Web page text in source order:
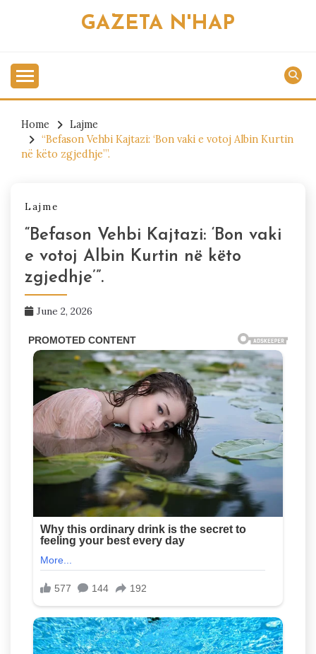
GAZETA N'HAP
Home
Lajme
“Befason Vehbi Kajtazi: ‘Bon vaki e votoj Albin Kurtin
në këto zgjedhje’”.
Lajme
“Befason Vehbi Kajtazi: ‘Bon vaki
e votoj Albin Kurtin në këto
zgjedhje’”.
June 2, 2026